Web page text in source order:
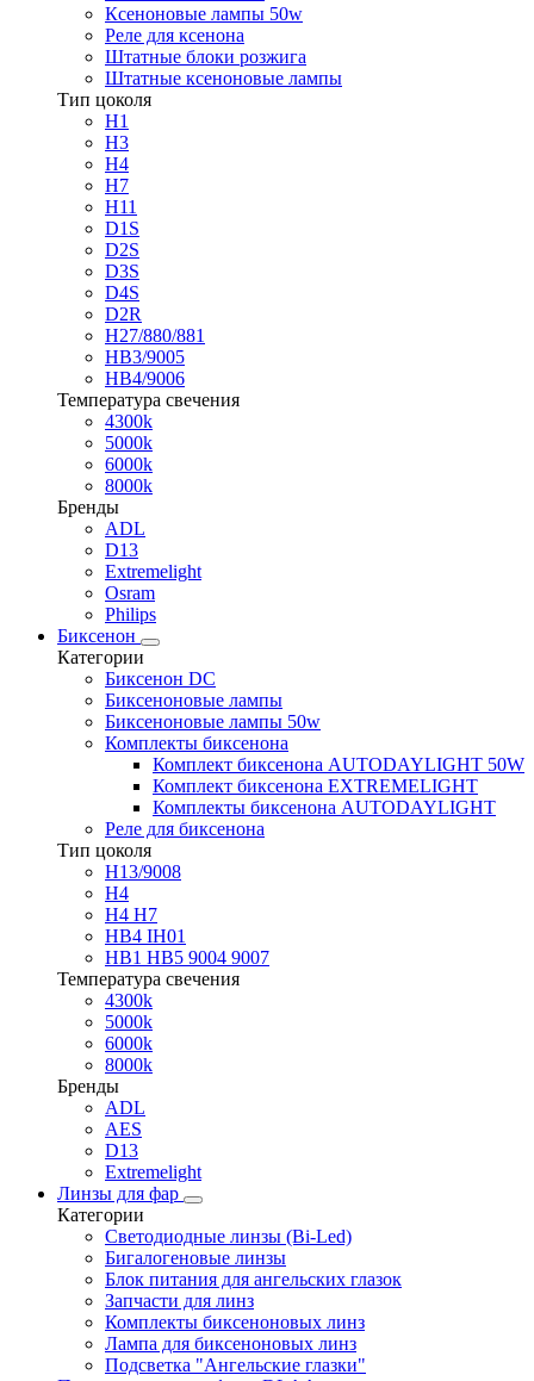
Ксеноновые лампы 50w
Реле для ксенона
Штатные блоки розжига
Штатные ксеноновые лампы
Тип цоколя
H1
H3
H4
H7
H11
D1S
D2S
D3S
D4S
D2R
H27/880/881
HB3/9005
HB4/9006
Температура свечения
4300k
5000k
6000k
8000k
Бренды
ADL
D13
Extremelight
Osram
Philips
Биксенон
Категории
Биксенон DC
Биксеноновые лампы
Биксеноновые лампы 50w
Комплекты биксенона
Комплект биксенона AUTODAYLIGHT 50W
Комплект биксенона EXTREMELIGHT
Комплекты биксенона AUTODAYLIGHT
Реле для биксенона
Тип цоколя
H13/9008
H4
H4 H7
HB4 IH01
HB1 HB5 9004 9007
Температура свечения
4300k
5000k
6000k
8000k
Бренды
ADL
AES
D13
Extremelight
Линзы для фар
Категории
Светодиодные линзы (Bi-Led)
Бигалогеновые линзы
Блок питания для ангельских глазок
Запчасти для линз
Комплекты биксеноновых линз
Лампа для биксеноновых линз
Подсветка "Ангельские глазки"